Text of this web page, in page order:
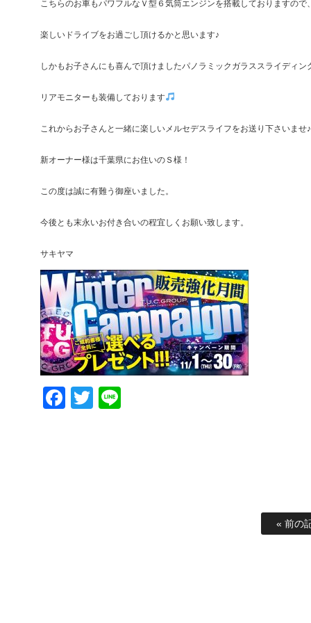
こちらのお車もパワフルなＶ型６気筒エンジンを搭載しておりますので、
楽しいドライブをお過ごし頂けるかと思います♪
しかもお子さんにも喜んで頂けましたパノラミックガラススライディン
リアモニターも装備しております
これからお子さんと一緒に楽しいメルセデスライフをお送り下さいませ♪
新オーナー様は千葉県にお住いのＳ様！
この度は誠に有難う御座いました。
今後とも末永いお付き合いの程宜しくお願い致します。
サキヤマ
Facebook
Twitter
« 前の